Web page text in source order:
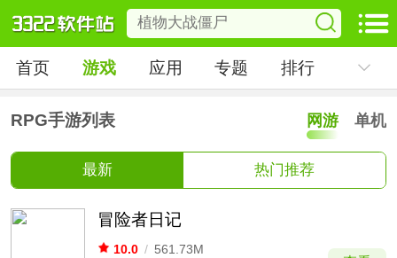
首页 游戏 应用 专题 排行
RPG手游列表 网游 单机
最新 热门推荐
冒险者日记
10.0 / 561.73M